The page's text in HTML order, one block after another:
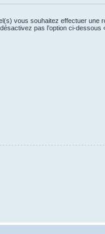
vous souhaitez effectuer une
pas l’option ci-dessous